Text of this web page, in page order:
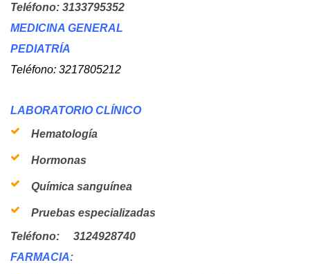
Teléfono: 3133795352
MEDICINA GENERAL
PEDIATRÍA
Teléfono: 3217805212
LABORATORIO CLÍNICO
Hematología
Hormonas
Química sanguínea
Pruebas especializadas
Teléfono: 3124928740
FARMACIA: